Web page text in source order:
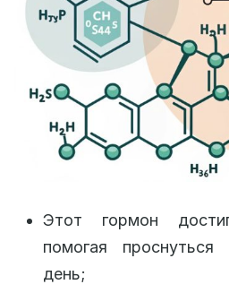
Этот гормон
помогая
день;